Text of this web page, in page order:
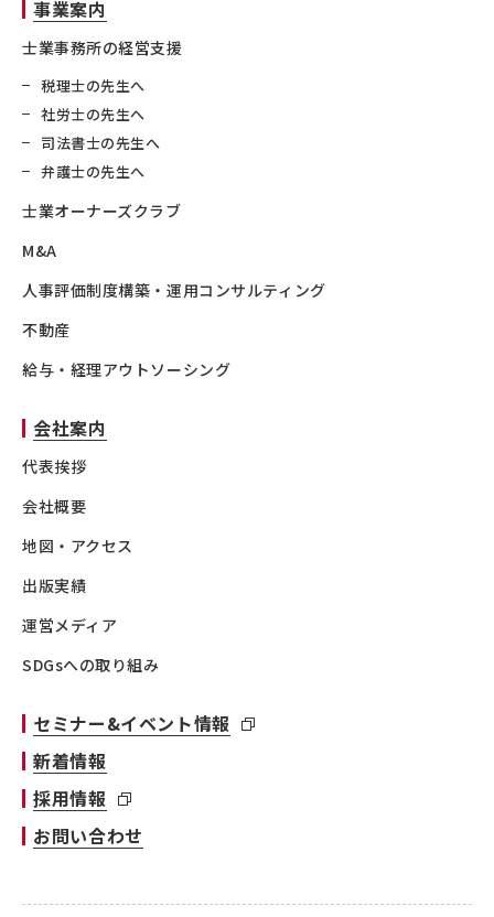
事業案内
士業事務所の経営支援
税理士の先生へ
社労士の先生へ
司法書士の先生へ
弁護士の先生へ
士業オーナーズクラブ
M&A
人事評価制度構築・運用コンサルティング
不動産
給与・経理アウトソーシング
会社案内
代表挨拶
会社概要
地図・アクセス
出版実績
運営メディア
SDGsへの取り組み
セミナー&イベント情報
新着情報
採用情報
お問い合わせ